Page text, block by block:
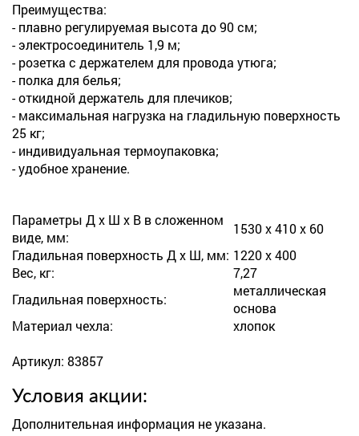
Преимущества:
- плавно регулируемая высота до 90 см;
- электросоединитель 1,9 м;
- розетка с держателем для провода утюга;
- полка для белья;
- откидной держатель для плечиков;
- максимальная нагрузка на гладильную поверхность
25 кг;
- индивидуальная термоупаковка;
- удобное хранение.
Параметры Д х Ш х В в сложенном
виде, мм:
1530 х 410 х 60
Гладильная поверхность Д х Ш, мм: 1220 х 400
Вес, кг:
7,27
Гладильная поверхность:
металлическая
основа
Материал чехла:
хлопок
Артикул: 83857
Условия акции:
Дополнительная информация не указана.